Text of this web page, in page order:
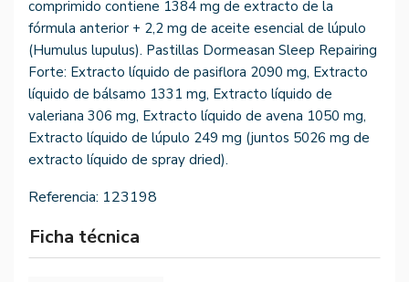
comprimido contiene 1384 mg de extracto de la
fórmula anterior + 2,2 mg de aceite esencial de lúpulo
(Humulus lupulus). Pastillas Dormeasan Sleep Repairing
Forte: Extracto líquido de pasiflora 2090 mg, Extracto
líquido de bálsamo 1331 mg, Extracto líquido de
valeriana 306 mg, Extracto líquido de avena 1050 mg,
Extracto líquido de lúpulo 249 mg (juntos 5026 mg de
extracto líquido de spray dried).
Referencia: 123198
Ficha técnica